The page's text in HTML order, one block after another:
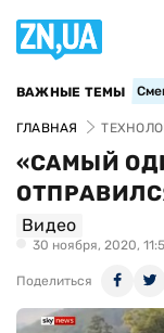
ВАЖНЫЕ ТЕМЫ
ГЛАВНАЯ
«САМЫЙ
Видео
30 ноября, 2020,
Поделиться